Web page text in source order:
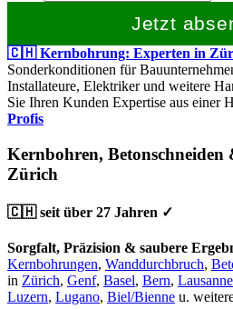
Jetzt
🇨🇭 Kernbohrung: Experten in
Sonderkonditionen für
Installateure, Elektriker und weitere
Sie Ihren Kunden Expertise aus einer
Profis
Kernbohren,
Zürich
🇨🇭 seit über 27 Jahren ✓
Sorgfalt, Präzision & saubere
Kernbohrungen, Wanddurchbruch,
in Zürich, Genf, Basel, Bern, Lausanne
Luzern, Lugano, Biel/Bienne u.